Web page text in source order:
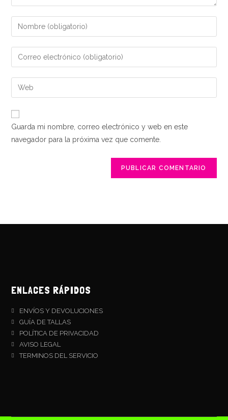
Introduce
tu
nombre
de
usuario
para
comentar
Introduce
tu
dirección
de
electrónico
para
comentar
Introduce
la
URL
Guarda mi nombre, correo electrónico y web en este
navegador para la próxima vez que comente.
ENLACES RÁPIDOS
ENVÍOS Y DEVOLUCIONES
GUÍA DE TALLAS
POLÍTICA DE PRIVACIDAD
AVISO LEGAL
TERMINOS DEL SERVICIO